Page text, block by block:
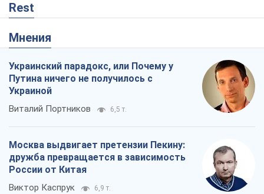
Rest
Мнения
Украинский парадокс, или Почему у
Путина ничего не получилось с
Украиной
Виталий Портников 6,5 т.
Москва выдвигает претензии Пекину:
дружба превращается в зависимость
России от Китая
Виктор Каспрук 6,9 т.